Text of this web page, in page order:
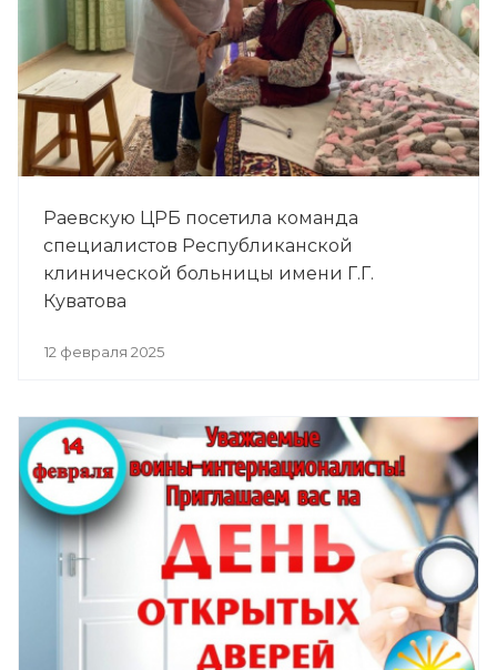
Раевскую ЦРБ посетила команда
специалистов Республиканской
клинической больницы имени Г.Г.
Куватова
12 февраля 2025